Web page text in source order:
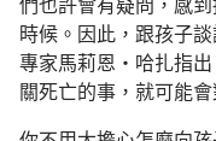
時候。因此，跟孩子
專家馬莉恩·哈扎指出
關死亡的事，就可能